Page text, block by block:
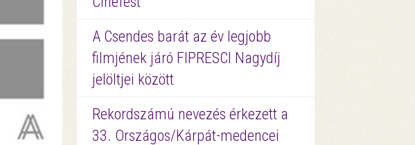
A Csendes barát az év legjobb
filmjének járó FIPRESCI Nagydíj
jelöltjei között
Rekordszámú nevezés érkezett a
33. Országos/Kárpát-medencei